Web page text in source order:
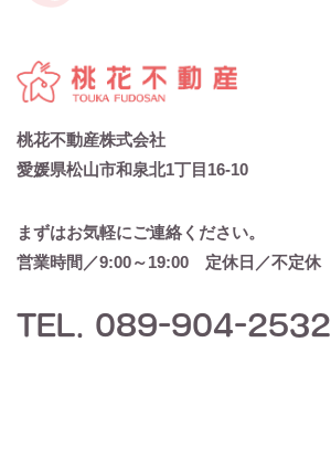
桃花不動産株式会社
愛媛県松山市和泉北1丁目16-10
まずはお気軽にご連絡ください。
営業時間／9:00～19:00 定休日／不定休
TEL. 089-904-2532